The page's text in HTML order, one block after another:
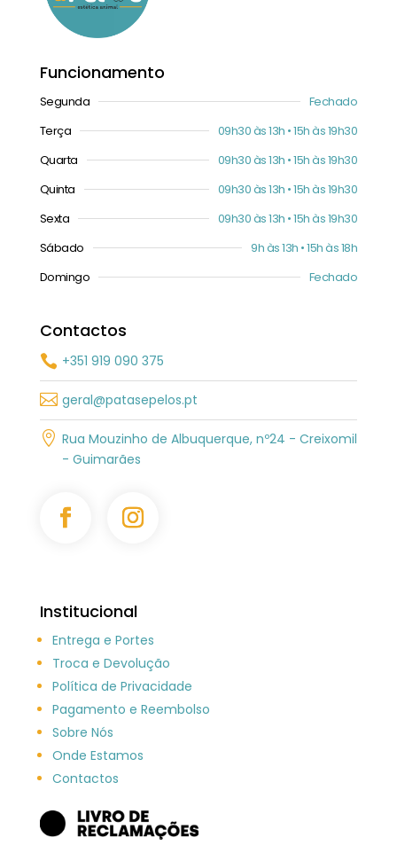
Funcionamento
Segunda
Fechado
Terça
09h30 às 13h • 15h às 19h30
Quarta
09h30 às 13h • 15h às 19h30
Quinta
09h30 às 13h • 15h às 19h30
Sexta
09h30 às 13h • 15h às 19h30
Sábado
9h às 13h • 15h às 18h
Domingo
Fechado
Contactos
 +351 919 090 375
 geral@patasepelos.pt
 Rua Mouzinho de Albuquerque, nº24 - Creixomil
- Guimarães
Institucional
Entrega e Portes
Troca e Devolução
Política de Privacidade
Pagamento e Reembolso
Sobre Nós
Onde Estamos
Contactos